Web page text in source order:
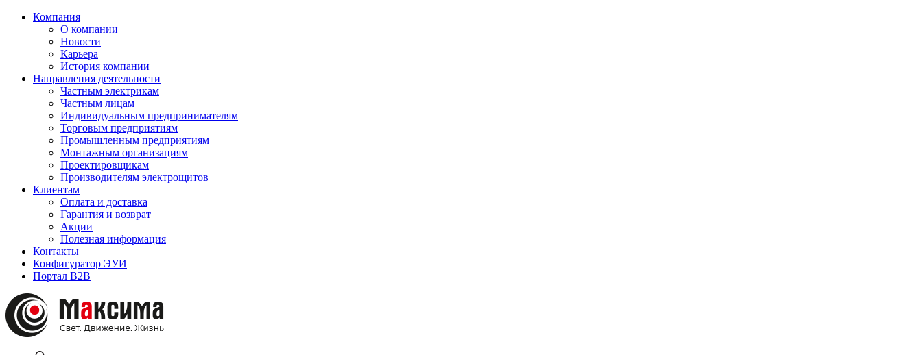
Компания
О компании
Новости
Карьера
История компании
Направления деятельности
Частным электрикам
Частным лицам
Индивидуальным предпринимателям
Торговым предприятиям
Промышленным предприятиям
Монтажным организациям
Проектировщикам
Производителям электрощитов
Клиентам
Оплата и доставка
Гарантия и возврат
Акции
Полезная информация
Контакты
Конфигуратор ЭУИ
Портал B2B